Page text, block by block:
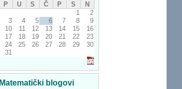
P
U S Č P S
N
1
2
3
4 5 6 7 8
9
10
11 12 13 14 15
16
17
18 19 20 21 22
23
24
25 26 27 28 29
30
31
Matematički blogovi